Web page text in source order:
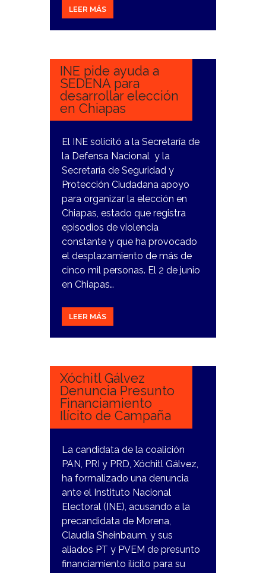
LEER MÁS
25
INE pide ayuda a
SEDENA para
desarrollar elección
en Chiapas
El INE solicitó a la Secretaría de
la Defensa Nacional y la
Secretaría de Seguridad y
Protección Ciudadana apoyo
para organizar la elección en
Chiapas, estado que registra
episodios de violencia
constante y que ha provocado
el desplazamiento de más de
cinco mil personas. El 2 de junio
en Chiapas…
LEER MÁS
12
Xóchitl Gálvez
Denuncia Presunto
Financiamiento
Ilícito de Campaña
La candidata de la coalición
PAN, PRI y PRD, Xóchitl Gálvez,
ha formalizado una denuncia
ante el Instituto Nacional
Electoral (INE), acusando a la
precandidata de Morena,
Claudia Sheinbaum, y sus
aliados PT y PVEM de presunto
financiamiento ilícito para su